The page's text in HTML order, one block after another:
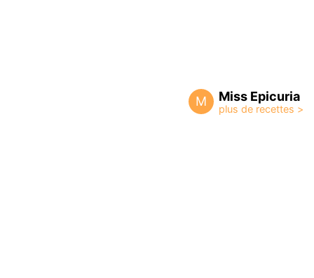
M Miss Epicuria